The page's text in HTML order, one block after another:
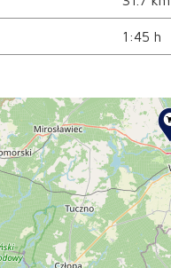
1:45 h